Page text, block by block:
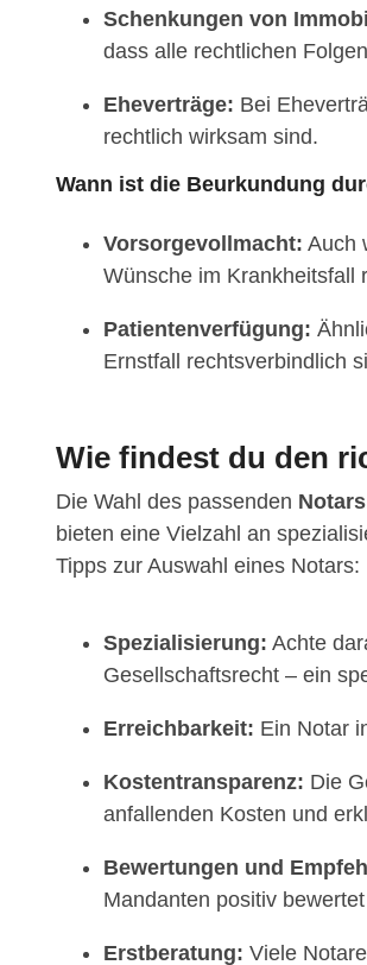
Schenkungen von
dass alle rechtlichen
Eheverträge: Bei
rechtlich wirksam sind.
Wann ist die Beurkundung
Vorsorgevollmacht: Auch
Wünsche im Krankheitsfall
Patientenverfügung:
Ernstfall rechtsverbindlich
Wie findest du den
Die Wahl des passenden
bieten eine Vielzahl an
Tipps zur Auswahl eines Notars:
Spezialisierung: Achte
Gesellschaftsrecht – ein
Erreichbarkeit: Ein Notar
Kostentransparenz: Die
anfallenden Kosten und
Bewertungen und
Mandanten positiv
Erstberatung: Viele